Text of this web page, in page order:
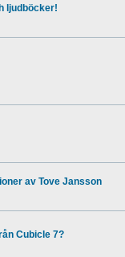
ljudböcker!
av Tove Jansson
Cubicle 7?